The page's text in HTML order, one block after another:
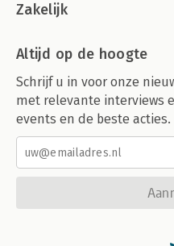
Zakelijk
Altijd op de hoogte
Schrijf u in voor onze
met relevante interviews
events en de beste acties.